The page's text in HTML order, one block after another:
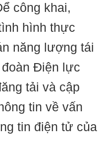
công khai,
hình thực
năng lượng tái
Điện lực
tải và cập
tin về vấn
tin điện tử của